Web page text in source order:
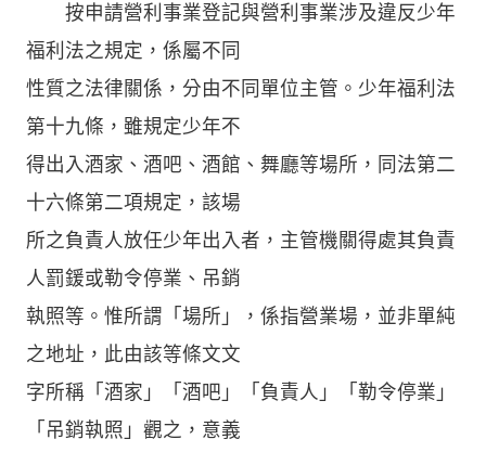
按申請營利事業登記與營利事業涉及違反少年
福利法之規定，係屬不同
性質之法律關係，分由不同單位主管。少年福利法
第十九條，雖規定少年不
得出入酒家、酒吧、酒館、舞廳等場所，同法第二
十六條第二項規定，該場
所之負責人放任少年出入者，主管機關得處其負責
人罰鍰或勒令停業、吊銷
執照等。惟所謂「場所」，係指營業場，並非單純
之地址，此由該等條文文
字所稱「酒家」「酒吧」「負責人」「勒令停業」
「吊銷執照」觀之，意義